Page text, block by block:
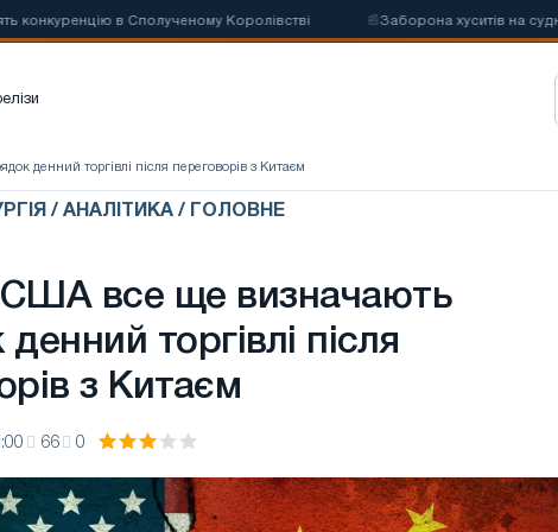
в Сполученому Королівстві Заборона хуситів на
денний торгівлі після переговорів з Китаєм
/ АНАЛІТИКА / ГОЛОВНЕ
США все ще визначають
торгівлі після
з Китаєм
66 0